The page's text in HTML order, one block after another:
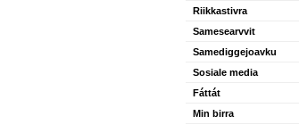
Riikkastivra
Samesearvvit
Samediggejoavku
Sosiale media
Fáttát
Min birra